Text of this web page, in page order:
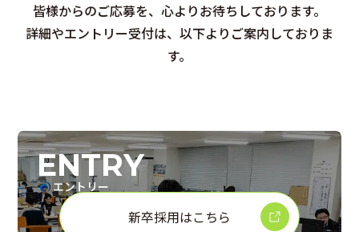
皆様からのご応募を、心よりお待ちしております。
詳細やエントリー受付は、以下よりご案内しておりま
す。
ENTRY
エントリー
新卒採用はこちら